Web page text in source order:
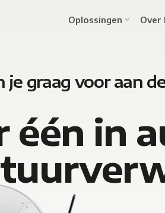
Oplossingen Over
je graag voor aan
één in